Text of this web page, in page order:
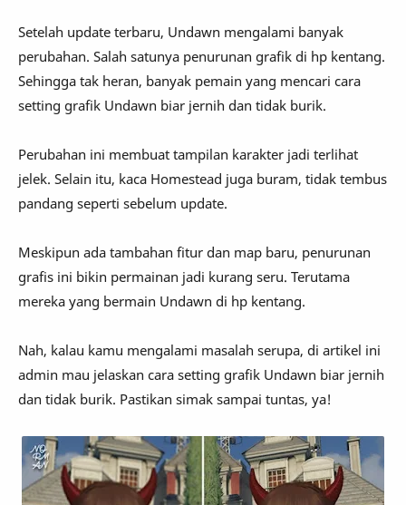
Setelah update terbaru, Undawn mengalami banyak
perubahan. Salah satunya penurunan grafik di hp kentang.
Sehingga tak heran, banyak pemain yang mencari cara
setting grafik Undawn biar jernih dan tidak burik.
Perubahan ini membuat tampilan karakter jadi terlihat
jelek. Selain itu, kaca Homestead juga buram, tidak tembus
pandang seperti sebelum update.
Meskipun ada tambahan fitur dan map baru, penurunan
grafis ini bikin permainan jadi kurang seru. Terutama
mereka yang bermain Undawn di hp kentang.
Nah, kalau kamu mengalami masalah serupa, di artikel ini
admin mau jelaskan cara setting grafik Undawn biar jernih
dan tidak burik. Pastikan simak sampai tuntas, ya!